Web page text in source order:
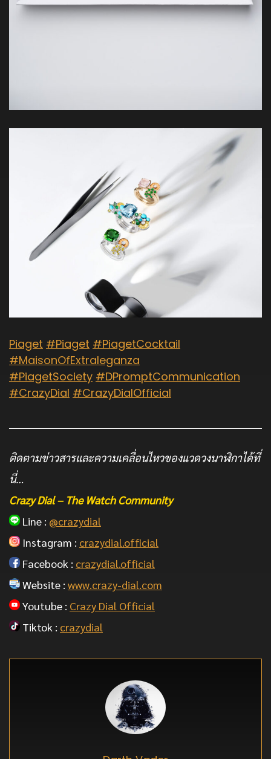
Piaget #Piaget #PiagetCocktail
#MaisonOfExtraleganza
#PiagetSociety #DPromptCommunication
#CrazyDial #CrazyDialOfficial
ติดตามข่าวสารและความเคลื่อนไหวของแวดวงนาฬิกาได้ที่
นี่…
Crazy Dial – The Watch Community
Line : @crazydial
Instagram : crazydial.official
Facebook : crazydial.official
Website : www.crazy-dial.com
Youtube : Crazy Dial Official
Tiktok : crazydial